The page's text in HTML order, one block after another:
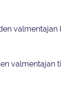
valmentajan